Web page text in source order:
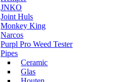
JNKO
Joint Huls
Monkey King
Narcos
Purpl Pro Weed Tester
Pipes
Ceramic
Glas